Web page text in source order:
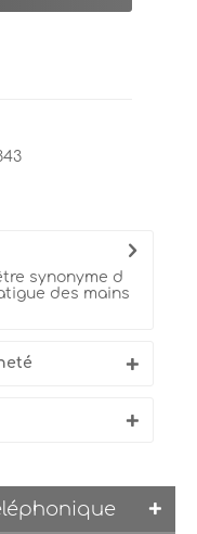
synonyme d
des mains